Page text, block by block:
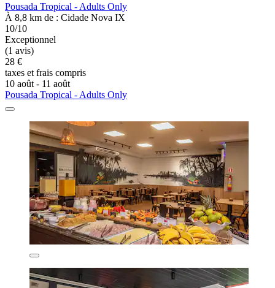
Pousada Tropical - Adults Only
À 8,8 km de : Cidade Nova IX
10/10
Exceptionnel
(1 avis)
28 €
taxes et frais compris
10 août - 11 août
Pousada Tropical - Adults Only